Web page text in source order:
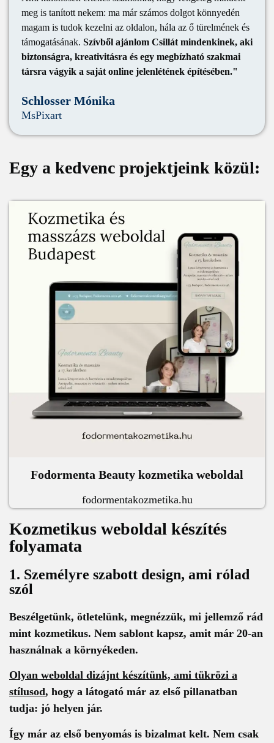
meg is tanított nekem: ma már számos dolgot könnyedén
magam is tudok kezelni az oldalon, hála az ő türelmének és
támogatásának. Szívből ajánlom Csillát mindenkinek, aki
biztonságra, kreativitásra és egy megbízható szakmai
társra vágyik a saját online jelenlétének építésében."
Schlosser Mónika
MsPixart
Egy a kedvenc projektjeink közül:
Fodormenta Beauty kozmetika weboldal
fodormentakozmetika.hu
Kozmetikus weboldal készítés
folyamata
1. Személyre szabott design, ami rólad
szól
Beszélgetünk, ötletelünk, megnézzük, mi jellemző rád
mint kozmetikus. Nem sablont kapsz, amit már 20-an
használnak a környékeden.
Olyan weboldal dizájnt készítünk, ami tükrözi a
stílusod, hogy a látogató már az első pillanatban
tudja: jó helyen jár.
Így már az első benyomás is bizalmat kelt. Nem csak